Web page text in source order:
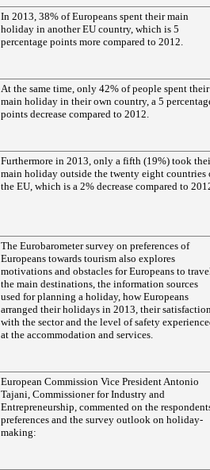
In 2013, 38% of Europeans spent their main
holiday in another EU country, which is 5
percentage points more compared to 2012.
At the same time, only 42% of people spent their
main holiday in their own country, a 5
points decrease compared to 2012.
Furthermore in 2013, only a fifth (19%) took
main holiday outside the twenty eight countries
the EU, which is a 2% decrease compared to
The Eurobarometer survey on preferences of
Europeans towards tourism also explores
motivations and obstacles for Europeans to
the main destinations, the information sources
used for planning a holiday, how Europeans
arranged their holidays in 2013, their
with the sector and the level of safety
at the accommodation and services.
European Commission Vice President Antonio
Tajani, Commissioner for Industry and
Entrepreneurship, commented on the
preferences and the survey outlook on holiday-
making: